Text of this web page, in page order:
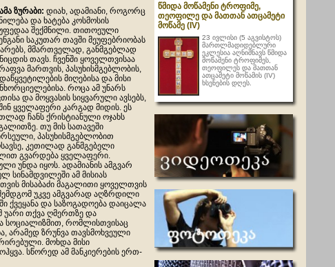
ზურაბი: დიახ, ადამიანი, როგორც
და ხატება კოსმოსის
შექმნილი. თითოეული
საკუთარ თავში მეუფებრიობას
მმართველად, განმგებლად
თავს. ჩვენში ყოველთვისაა
მართვის, პასუხისმგებლობის,
მიღებისა და მისი
როცა ამ უნარს
და მოყვასის სიყვარული ავსებს,
ყველაფერი კარგად მიდის. ეს
ჩანს ქრისტიანული ოჯახს
თუ მის სათავეში
პასუხისმგებლობით
კეთილად განმგებელი
გვარდება ყველაფერი.
უნდა იყოს. ადამიანის ამგვარ
ამ მისიას
მისაბაძი მაგალითი ყოველთვის
უკვე ამგვარად აღზრდილი
ქვეყანა და საზოგადოება დაიცალა
უარი თქვა ღმერთზე და
სოციალიზმით, რომლისთვისაც
არამედ ზრუნვა თავსმოხვეული
მოხდა მისი
სწორედ ამ მანკიერების ერთ-
წმიდა მოწამენი ტროფიმე,
თეოფილე და მათთან ათცამეტი
მოწამე (IV)
23 ივლისი (5 აგვისტოს)
მართლმადიდებლური
ეკლესია აღნიშნავს წმიდა
მოწამენი ტროფიმეს,
თეოფილეს და მათთან
ათცამეტი მოწამის (IV)
ხსენების დღეს.